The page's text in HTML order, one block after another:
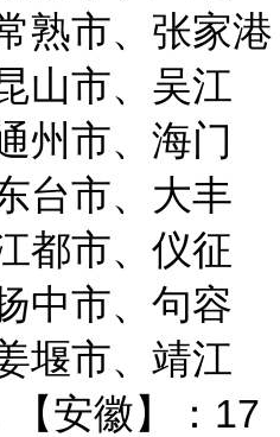
熟市、张家港
山市、吴江
州市、海门
台市、大丰
都市、仪征
中市、句容
堰市、靖江
安徽】：17